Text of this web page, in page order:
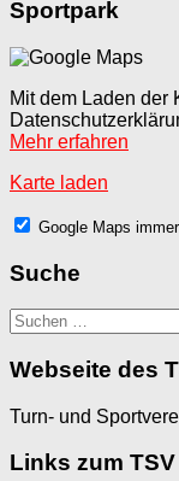
Sportpark
Mit dem Laden der
Mehr erfahren
Karte laden
Google Maps
Suche
Suchen
nach:
Webseite des
Turn- und
Links zum TSV